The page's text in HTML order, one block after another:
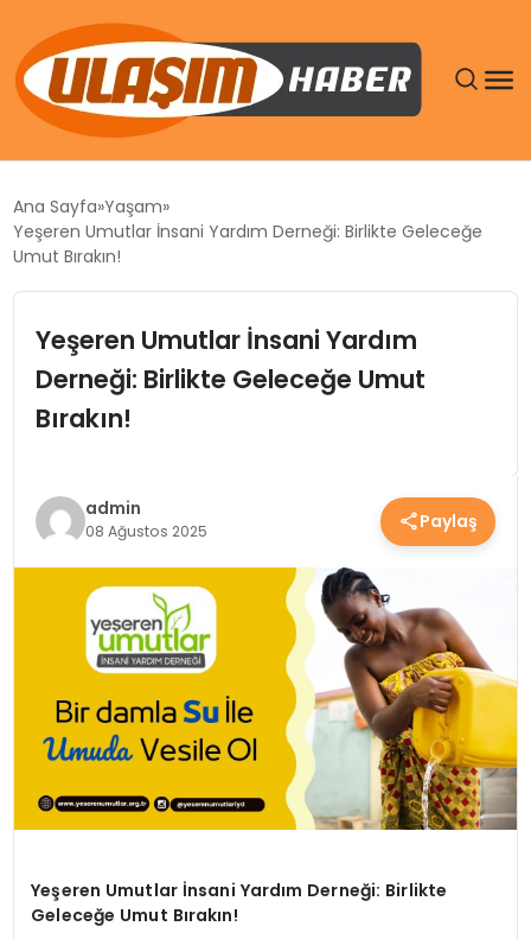
SIYASET
EKONOMI
TEKNOLOJI
SAĞLIK
YAŞAM
Ana Sayfa Yaşam
Yeşeren Umutlar İnsani Yardım Derneği: Birlikte Geleceğe
Umut Bırakın!
Yeşeren Umutlar İnsani Yardım
Derneği: Birlikte Geleceğe Umut
Bırakın!
admin
08 Ağustos 2025 Paylaş
Yeşeren Umutlar İnsani Yardım Derneği: Birlikte
Geleceğe Umut Bırakın!